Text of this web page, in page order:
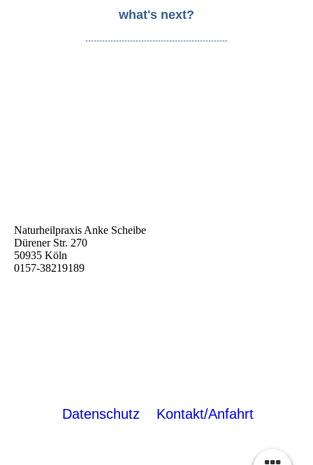
what's next?
---------------------------------------------------
Naturheilpraxis Anke Scheibe
Dürener Str. 270
50935 Köln
0157-38219189
Datenschutz Kontakt/Anfahrt